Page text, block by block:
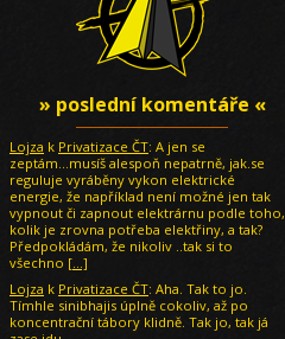
» poslední komentáře «
Lojza k Privatizace ČT: A jen se
zeptám...musíš alespoň nepatrně, jak.se
reguluje vyráběny vykon elektrické
energie, že například není možné jen tak
vypnout či zapnout elektrárnu podle toho,
kolik je zrovna potřeba elektřiny, a tak?
Předpokládám, že nikoliv ..tak si to
všechno […]
Lojza k Privatizace ČT: Aha. Tak to jo.
Tímhle sinibhajis úplně cokoliv, až po
koncentrační tábory klidně. Tak jo, tak já